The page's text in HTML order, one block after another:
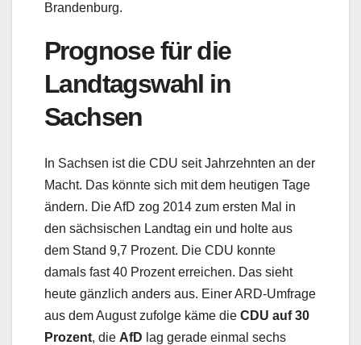
Brandenburg.
Prognose für die
Landtagswahl in
Sachsen
In Sachsen ist die CDU seit Jahrzehnten an der
Macht. Das könnte sich mit dem heutigen Tage
ändern. Die AfD zog 2014 zum ersten Mal in
den sächsischen Landtag ein und holte aus
dem Stand 9,7 Prozent. Die CDU konnte
damals fast 40 Prozent erreichen. Das sieht
heute gänzlich anders aus. Einer ARD-Umfrage
aus dem August zufolge käme die CDU auf 30
Prozent, die AfD lag gerade einmal sechs